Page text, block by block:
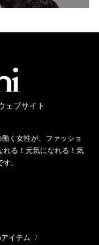
ェブサイト
く女性が、ファッショ
る！元気になれる！気
。
イテム /